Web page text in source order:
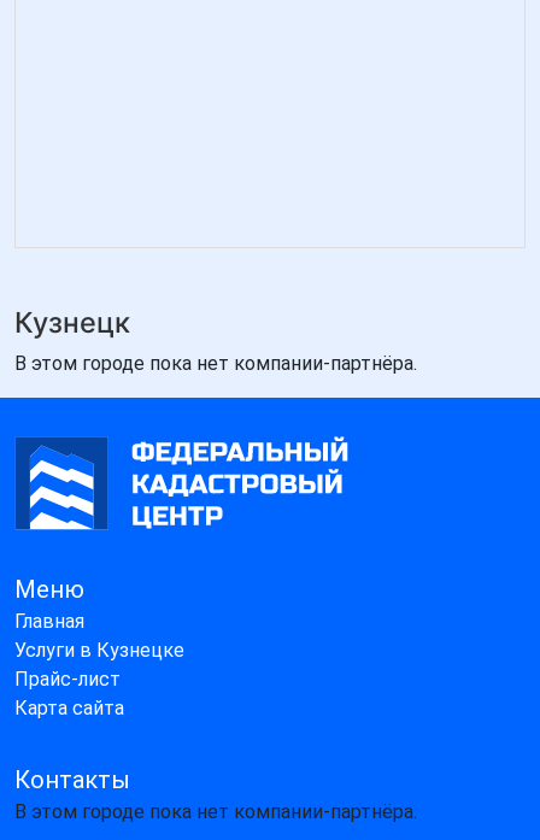
Кузнецк
В этом городе пока нет компании-партнёра.
Меню
Главная
Услуги в Кузнецке
Прайс-лист
Карта сайта
Контакты
В этом городе пока нет компании-партнёра.